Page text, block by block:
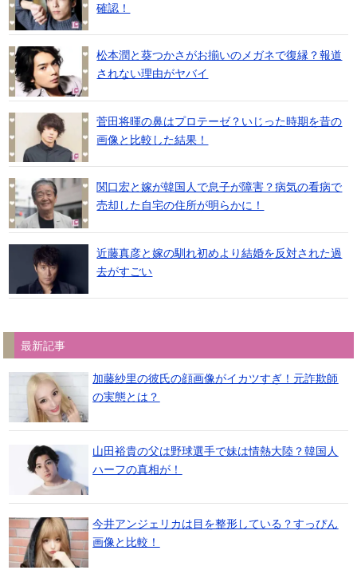
確認！
松本潤と葵つかさがお揃いのメガネで復縁？報道
されない理由がヤバイ
菅田将暉の鼻はプロテーゼ？いじった時期を昔の
画像と比較した結果！
関口宏と嫁が韓国人で息子が障害？病気の看病で
売却した自宅の住所が明らかに！
近藤真彦と嫁の馴れ初めより結婚を反対された過
去がすごい
最新記事
加藤紗里の彼氏の顔画像がイカツすぎ！元詐欺師
の実態とは？
山田裕貴の父は野球選手で妹は情熱大陸？韓国人
ハーフの真相が！
今井アンジェリカは目を整形している？すっぴん
画像と比較！